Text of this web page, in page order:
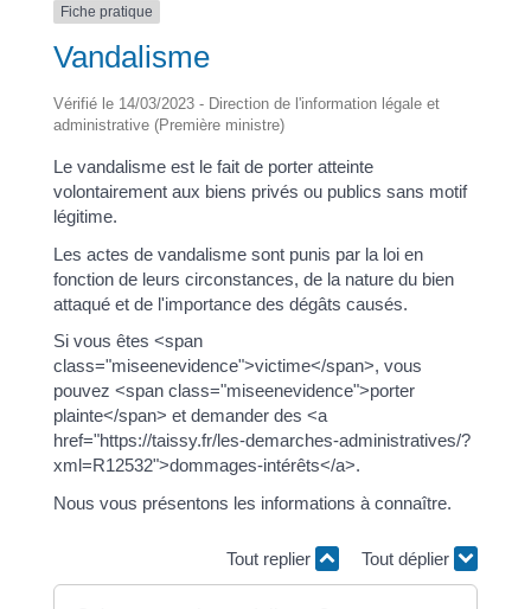
Fiche pratique
Vandalisme
Vérifié le 14/03/2023 - Direction de l'information légale et
administrative (Première ministre)
Le vandalisme est le fait de porter atteinte
volontairement aux biens privés ou publics sans motif
légitime.
Les actes de vandalisme sont punis par la loi en
fonction de leurs circonstances, de la nature du bien
attaqué et de l'importance des dégâts causés.
Si vous êtes <span
class="miseenevidence">victime</span>, vous
pouvez <span class="miseenevidence">porter
plainte</span> et demander des <a
href="https://taissy.fr/les-demarches-administratives/?
xml=R12532">dommages-intérêts</a>.
Nous vous présentons les informations à connaître.
Tout replier Tout déplier